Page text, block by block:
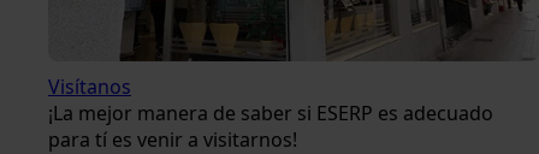
Visítanos
¡La mejor manera de saber si ESERP es adecuado
para tí es venir a visitarnos!